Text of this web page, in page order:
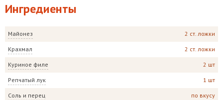
Ингредиенты
Майонез 2 ст. ложки
Крахмал 2 ст. ложки
Куриное филе 2 шт
Репчатый лук 1 шт
Соль и перец по вкусу